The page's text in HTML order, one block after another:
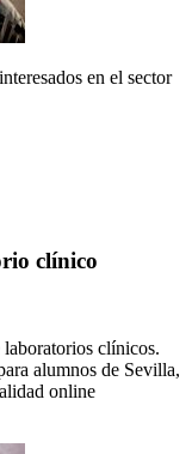
en el sector
clínico
laboratorios clínicos.
alumnos de Sevilla,
online